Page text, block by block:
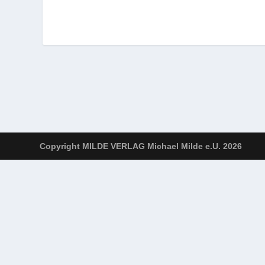
Copyright MILDE VERLAG Michael Milde e.U. 2026